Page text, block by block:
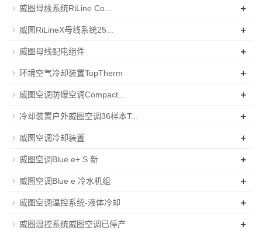
威图母线系统RiLine Co... +
威图RiLineX母线系统25... +
威图母线配电组件 +
环境空气冷却装置TopTherm +
威图空调防爆空调Compact... +
冷却装置户外威图空调36样本T... +
威图空调冷却装置 +
威图空调Blue e+ S 新 +
威图空调Blue e 冷水机组 +
威图空调温控系统-液体冷却 +
威图温控系统威图空调已停产 +